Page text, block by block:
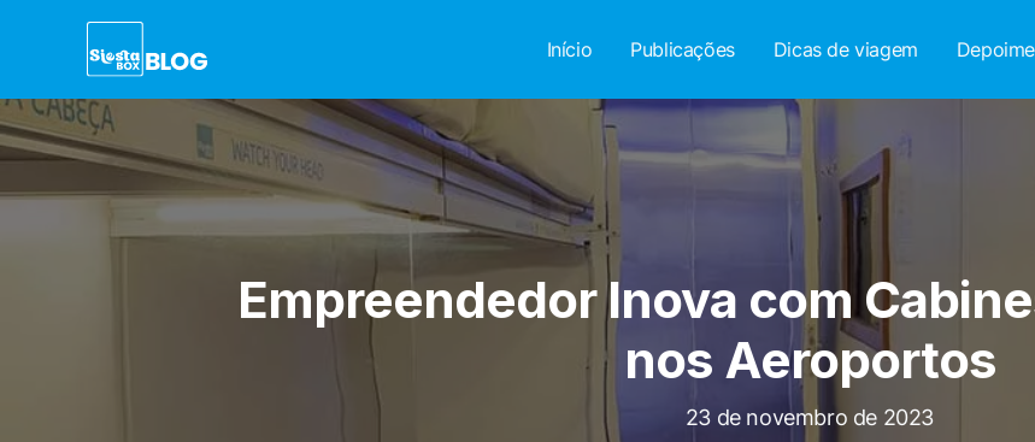
Início Publicações Dicas de viagem
Empreendedor Inova com
nos Aeroportos
23 de novembro de 2023